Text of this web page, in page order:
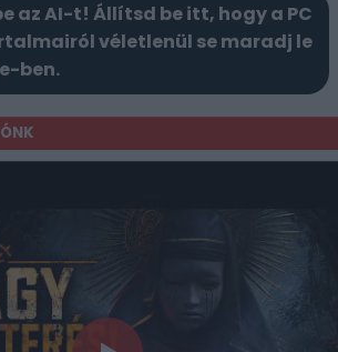
az AI-t! Állítsd be itt, hogy a PC
véletlenül se maradj le
ben.